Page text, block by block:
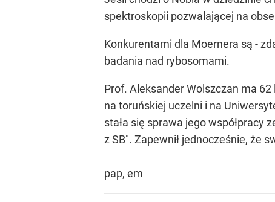
spektroskopii pozwalającej na
Konkurentami dla Moernera są -
badania nad rybosomami.
Prof. Aleksander Wolszczan ma
na toruńskiej uczelni i na
stała się sprawa jego współpracy
z SB". Zapewnił jednocześnie, że
pap, em